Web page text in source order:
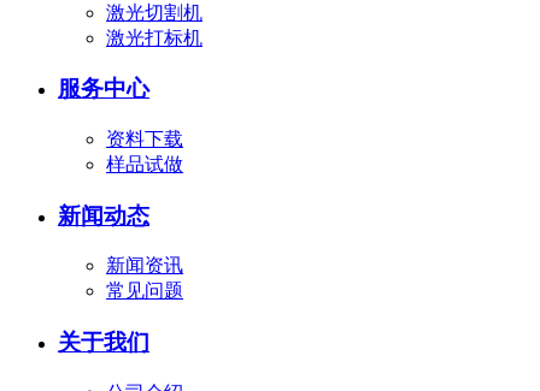
激光切割机
激光打标机
服务中心
资料下载
样品试做
新闻动态
新闻资讯
常见问题
关于我们